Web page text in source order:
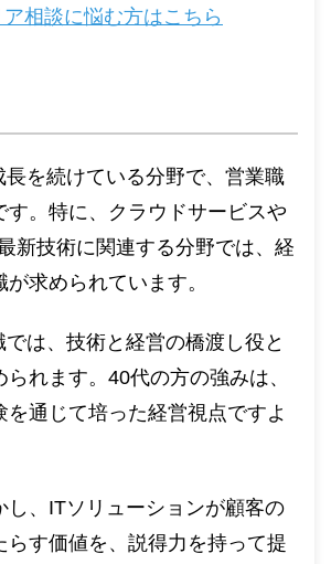
相談に悩む方はこちら
長を続けている分野で、営業職
す。特に、クラウドサービスや
新技術に関連する分野では、経
求められています。
は、技術と経営の橋渡し役と
れます。40代の方の強みは、
を通じて培った経営視点ですよ
し、ITソリューションが顧客の
らす価値を、説得力を持って提